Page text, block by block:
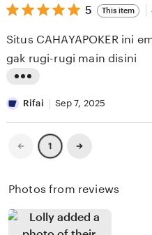
d
S
a
i
m
i
w
b
L
u
n
W
t
n
g
e
v
5
out
5
stars
5 This item
i
s
Situs CAHAYAPOKER ini
gak rugi-rugi main disini
Rifai Sep 7, 2025
Previous
page
1
Next
page
Photos from reviews